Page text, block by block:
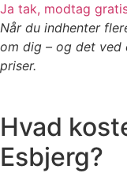
Ja tak, modtag
Når du indhenter
om dig – og det ved
priser.
Hvad
Esbjerg?